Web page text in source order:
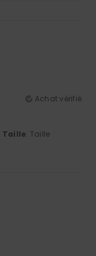
Achat vérifié
Taille: Taille